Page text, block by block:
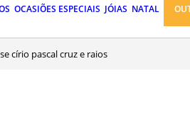
OCASIÕES ESPECIAIS JÓIAS NATAL
círio pascal cruz e raios